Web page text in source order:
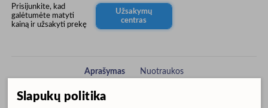
Prisijunkite, kad
galėtumėte matyti
kainą ir užsakyti prekę
Užsakymų
centras
Aprašymas Nuotraukos
Slapukų politika